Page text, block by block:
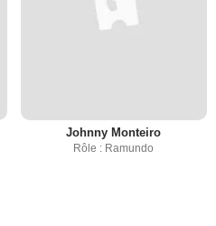
Johnny Monteiro
Rôle : Ramundo